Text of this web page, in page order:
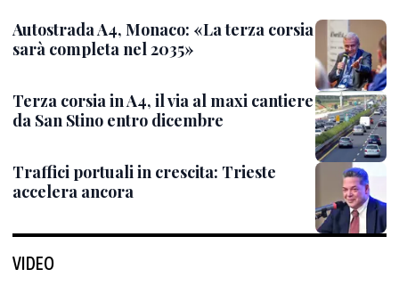
Autostrada A4, Monaco: «La terza corsia
sarà completa nel 2035»
Terza corsia in A4, il via al maxi cantiere
da San Stino entro dicembre
Traffici portuali in crescita: Trieste
accelera ancora
VIDEO